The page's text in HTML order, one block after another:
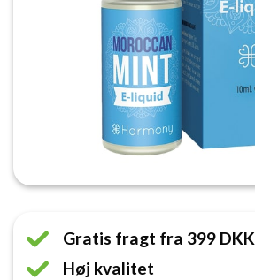
Gratis fragt fra 399 DKK
Høj kvalitet